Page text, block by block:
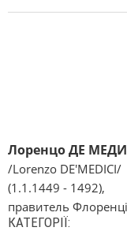
Лоренцо ДЕ
/Lorenzo DE'MEDICI/
(1.1.1449 - 1492),
правитель
КАТЕГОРІЇ: